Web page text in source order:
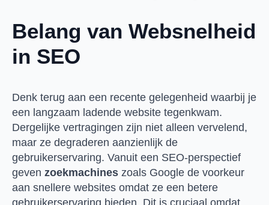
Belang van Websnelheid
in SEO
Denk terug aan een recente gelegenheid waarbij je
een langzaam ladende website tegenkwam.
Dergelijke vertragingen zijn niet alleen vervelend,
maar ze degraderen aanzienlijk de
gebruikerservaring. Vanuit een SEO-perspectief
geven zoekmachines zoals Google de voorkeur
aan snellere websites omdat ze een betere